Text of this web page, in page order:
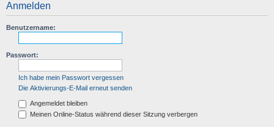
Anmelden
Benutzername:
Passwort:
Ich habe mein Passwort vergessen
Die Aktivierungs-E-Mail erneut senden
Angemeldet bleiben
Meinen Online-Status während dieser Sitzung verbergen